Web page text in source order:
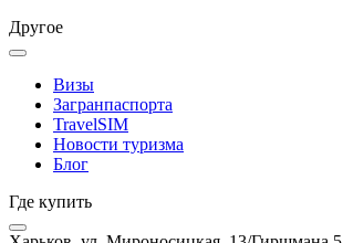
Другое
Визы
Загранпаспорта
TravelSIM
Новости туризма
Блог
Где купить